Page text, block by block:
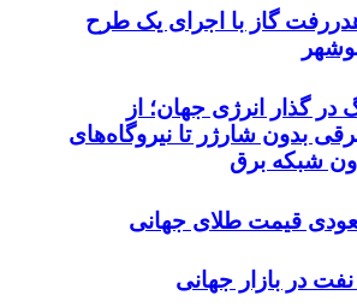
گاز با اجرای یک طرح
در گذار انرژی جهان؛ از
بدون شارژر تا نیروگاه‌های
شبکه برق
قیمت طلای جهانی
در بازار جهانی